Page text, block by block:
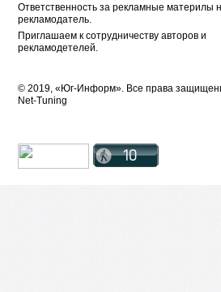
Ответственность за рекламные материлы
рекламодатель.
Приглашаем к сотрудничеству авторов и
рекламодетелей.
© 2019, «Юг-Информ». Все права
Net-Tuning